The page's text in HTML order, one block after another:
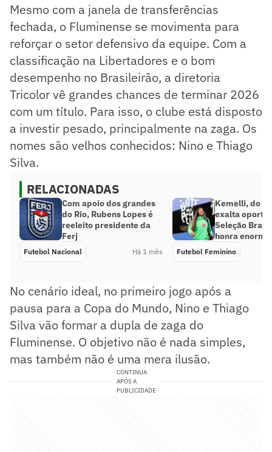
Mesmo com a janela de transferências
fechada, o Fluminense se movimenta para
reforçar o setor defensivo da equipe. Com a
classificação na Libertadores e o bom
desempenho no Brasileirão, a diretoria
Tricolor vê grandes chances de terminar 2026
com um título. Para isso, o clube está disposto
a investir pesado, principalmente na zaga. Os
nomes são velhos conhecidos: Nino e Thiago
Silva.
RELACIONADAS
Com apoio dos grandes
do Rio, Rubens Lopes é
reeleito presidente da
Ferj
Futebol Nacional Há 1 mês
Kemelli, do
exalta
Seleção
honra
Futebol Feminino
No cenário ideal, no primeiro jogo após a
pausa para a Copa do Mundo, Nino e Thiago
Silva vão formar a dupla de zaga do
Fluminense. O objetivo não é nada simples,
mas também não é uma mera ilusão.
CONTINUA
APÓS A
PUBLICIDADE